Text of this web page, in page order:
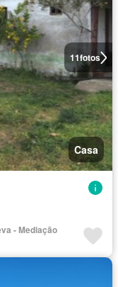
11fotos
Casa
- Mediação